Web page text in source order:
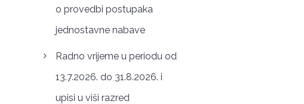
o provedbi postupaka
jednostavne nabave
Radno vrijeme u periodu od
13.7.2026. do 31.8.2026. i
upisi u viši razred